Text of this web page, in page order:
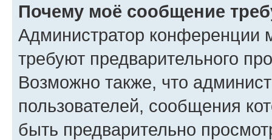
Почему моё сообщение
Администратор конференции
требуют предварительного
Возможно также, что
пользователей, сообщения
быть предварительно